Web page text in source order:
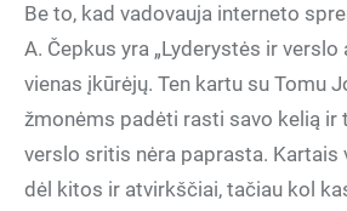
Be to, kad vadovauja interneto
A. Čepkus yra „Lyderystės ir verslo
vienas įkūrėjų. Ten kartu su Tomu
žmonėms padėti rasti savo kelią ir
verslo sritis nėra paprasta. Kartais
dėl kitos ir atvirkščiai, tačiau kol